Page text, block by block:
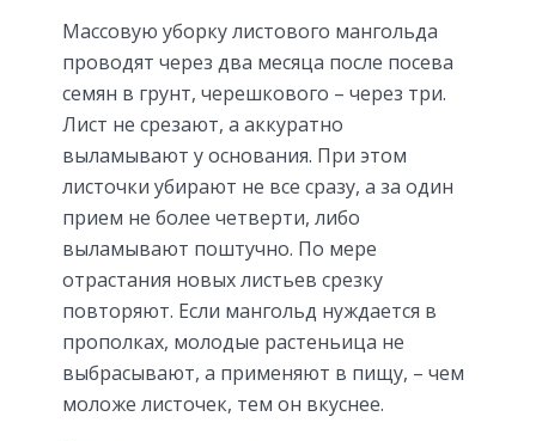
Массовую уборку листового мангольда
проводят через два месяца после посева
семян в грунт, черешкового – через три.
Лист не срезают, а аккуратно
выламывают у основания. При этом
листочки убирают не все сразу, а за один
прием не более четверти, либо
выламывают поштучно. По мере
отрастания новых листьев срезку
повторяют. Если мангольд нуждается в
прополках, молодые растеньица не
выбрасывают, а применяют в пищу, – чем
моложе листочек, тем он вкуснее.